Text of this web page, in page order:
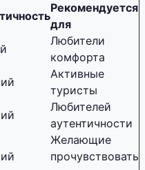
Рекомендуется
для
Любители
комфорта
Активные
туристы
Любителей
аутентичности
Желающие
прочувствовать